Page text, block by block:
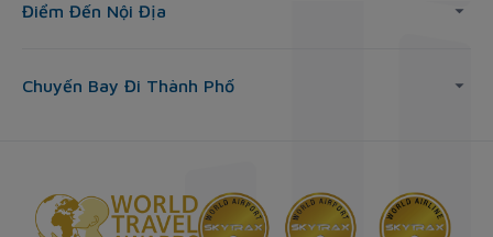
Điểm Đến Nội Địa
Chuyến Bay Đi Thành Phố